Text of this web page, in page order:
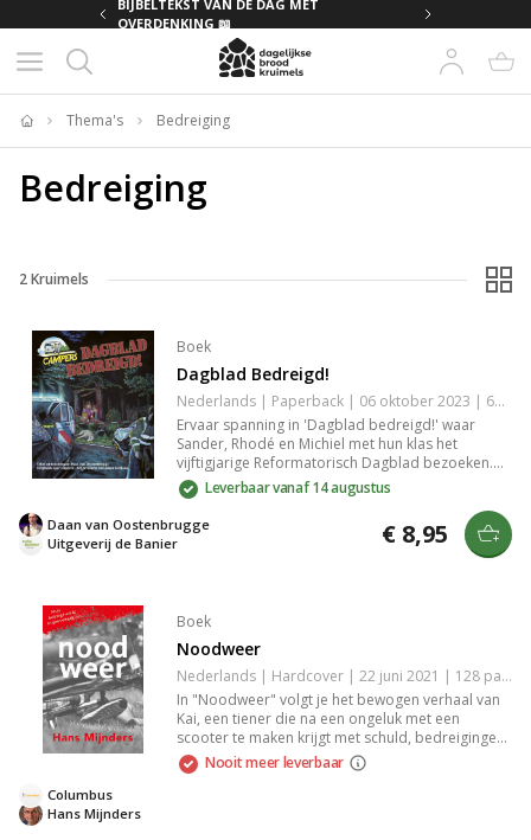
BIJBELTEKST VAN DE DAG MET
OVERDENKING 📖
Home
Thema's Bedreiging
Bedreiging
2Kruimels
Boek
Dagblad Bedreigd!
Nederlands | Paperback | 06 oktober 2023 | 64 pagina's | 9789402908848
Ervaar spanning in 'Dagblad bedreigd!' waar
Sander, Rhodé en Michiel met hun klas het
vijftigjarige Reformatorisch Dagblad bezoeken.
Paniek door dierenactivisten leidt tot gevaarlijke
situaties op de Veluwe. De Campers zoeken de
daders terwijl ze een mysterieus document
ontdekken, eindigend in een spannende climax.
Leverbaar vanaf 14 augustus
Uitgeverij de Banier
Daan van Oostenbrugge € 8,95
Boek
Noodweer
Nederlands | Hardcover | 22 juni 2021 | 128 pagina's | 9789085434634
In "Noodweer" volgt je het bewogen verhaal van
Kai, een tiener die na een ongeluk met een
scooter te maken krijgt met schuld, bedreigingen
en een onveilige omgeving. Terwijl zijn ouders
druk zijn met een dementerende opa, worstelt hij
Nooit meer leverbaar
Hans Mijnders
Columbus